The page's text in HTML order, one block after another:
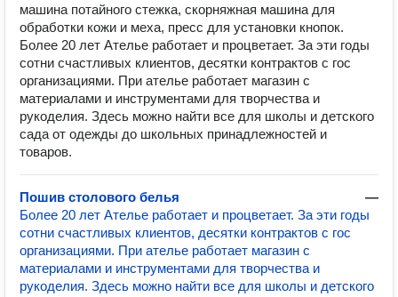
машина потайного стежка, скорняжная машина для
обработки кожи и меха, пресс для установки кнопок.
Более 20 лет Ателье работает и процветает. За эти годы
сотни счастливых клиентов, десятки контрактов с гос
организациями. При ателье работает магазин с
материалами и инструментами для творчества и
рукоделия. Здесь можно найти все для школы и детского
сада от одежды до школьных принадлежностей и
товаров.
Пошив столового белья
—
Более 20 лет Ателье работает и процветает. За эти годы
сотни счастливых клиентов, десятки контрактов с гос
организациями. При ателье работает магазин с
материалами и инструментами для творчества и
рукоделия. Здесь можно найти все для школы и детского